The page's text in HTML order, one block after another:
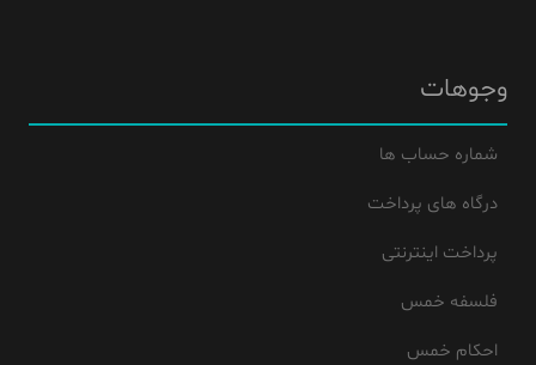
وجوهات
شماره حساب ها
درگاه های پرداخت
پرداخت اینترنتی
فلسفه خمس
احکام خمس